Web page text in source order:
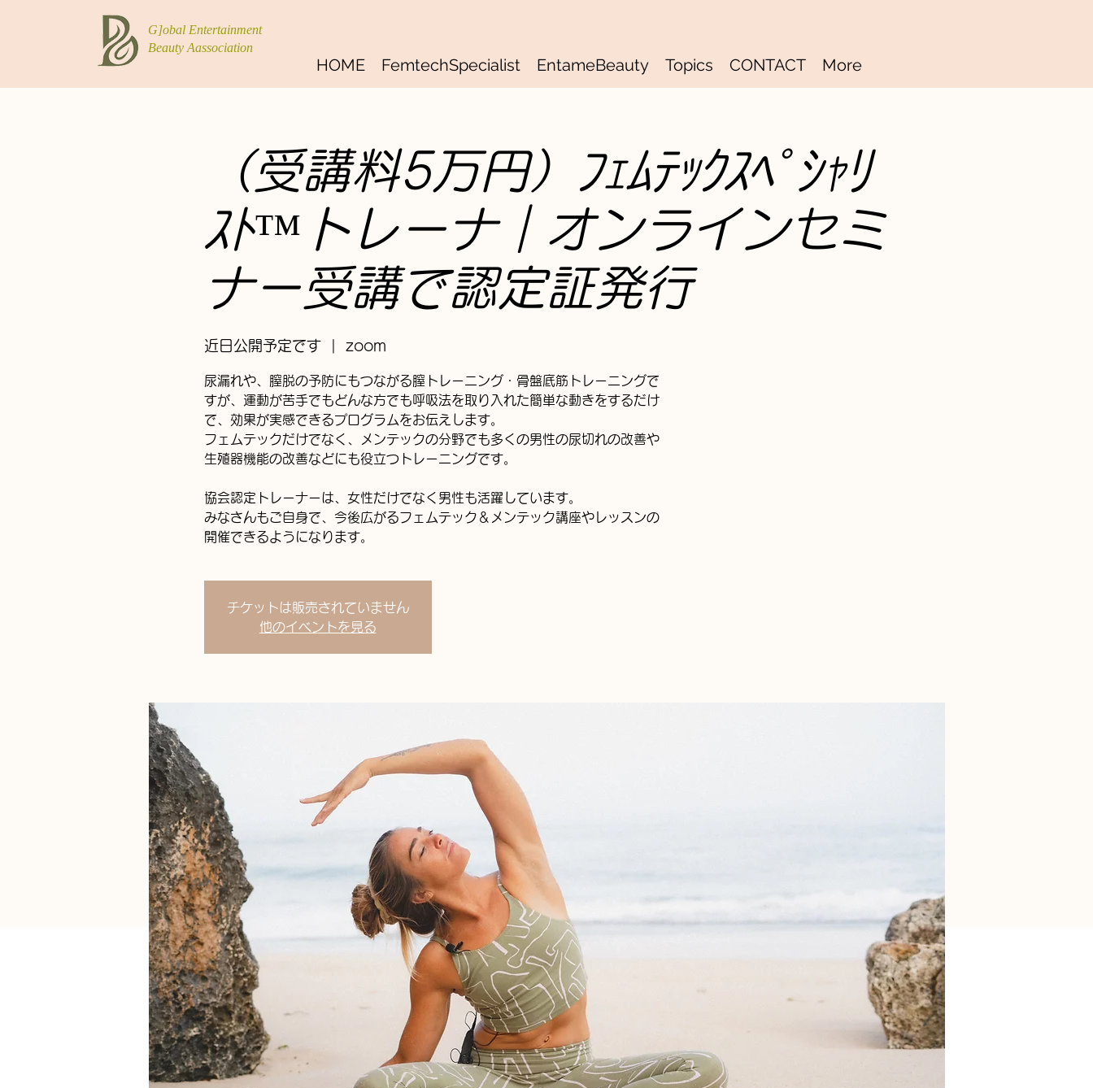
G]obal Entertainment
Beauty Aassociation
HOME FemtechSpecialist EntameBeauty Topics CONTACT More
（受講料5万円）ﾌｪﾑﾃｯｸｽﾍﾟｼｬﾘ
ｽﾄ™トレーナ｜オンラインセミ
ナー受講で認定証発行
近日公開予定です
  |
zoom
尿漏れや、膣脱の予防にもつながる膣トレーニング・骨盤底筋トレーニングで
すが、運動が苦手でもどんな方でも呼吸法を取り入れた簡単な動きをするだけ
で、効果が実感できるプログラムをお伝えします。
フェムテックだけでなく、メンテックの分野でも多くの男性の尿切れの改善や
生殖器機能の改善などにも役立つトレーニングです。
協会認定トレーナーは、女性だけでなく男性も活躍しています。
みなさんもご自身で、今後広がるフェムテック＆メンテック講座やレッスンの
開催できるようになります。
チケットは販売されていません
他のイベントを見る